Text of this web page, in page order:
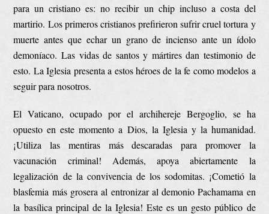
para un cristiano es: no recibir un chip incluso a costa del
martirio. Los primeros cristianos prefirieron sufrir cruel tortura y
muerte antes que echar un grano de incienso ante un ídolo
demoníaco. Las vidas de santos y mártires dan testimonio de
esto. La Iglesia presenta a estos héroes de la fe como modelos a
seguir para nosotros.
El Vaticano, ocupado por el archihereje Bergoglio, se ha
opuesto en este momento a Dios, la Iglesia y la humanidad.
¡Utiliza las mentiras más descaradas para promover la
vacunación criminal! Además, apoya abiertamente la
legalización de la convivencia de los sodomitas. ¡Cometió la
blasfemia más grosera al entronizar al demonio Pachamama en
la basílica principal de la Iglesia! Este es un gesto público de